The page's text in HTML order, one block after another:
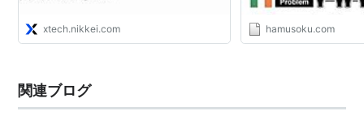
xtech.nikkei.com hamusoku.com
関連ブログ